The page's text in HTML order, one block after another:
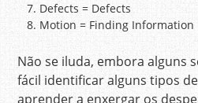
Defects = Defects
Motion = Finding Information
Não se iluda, embora alguns
fácil identificar alguns tipos
aprender a enxergar os